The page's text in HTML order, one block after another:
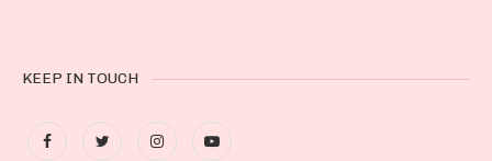
KEEP IN TOUCH